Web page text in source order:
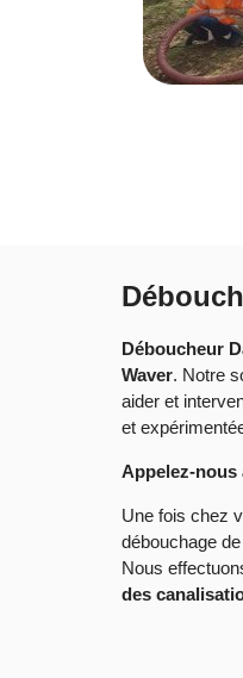
Déboucheur
Waver. Notre
aider et
et
Appelez-nous
Une fois chez
débouchage
Nous
des